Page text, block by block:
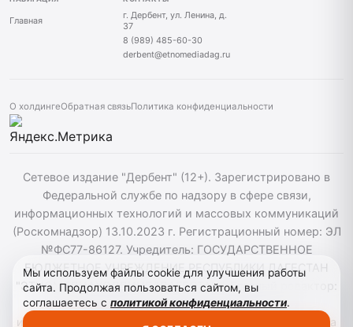
Главная
г. Дербент, ул. Ленина, д.
37
8 (989) 485-60-30
derbent@etnomediadag.ru
О холдингеОбратная связьПолитика конфиденциальности
Сетевое издание "Дербент" (12+). Зарегистрировано в
Федеральной службе по надзору в сфере связи,
информационных технологий и массовых коммуникаций
(Роскомнадзор) 13.10.2023 г. Регистрационный номер: ЭЛ
№ФС77-86127. Учредитель: ГОСУДАРСТВЕННОЕ
БЮДЖЕТНОЕ УЧРЕЖДЕНИЕ РЕСПУБЛИКИ ДАГЕСТАН
"ЭТНОМЕДИАХОЛДИНГ "ДАГЕСТАН". Главный редактор:
Т.К. Алекперов, Телефон: 89894856030. При
использовании материалов сайта активная гиперссылка
Мы используем файлы cookie для улучшения работы
сайта. Продолжая пользоваться сайтом, вы
соглашаетесь с политикой конфиденциальности.